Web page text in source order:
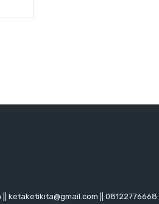
ketaketikita@gmail.com || 08122776668 ||